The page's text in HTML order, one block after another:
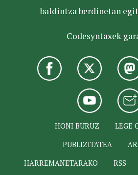
baldintza berdinetan
Codesyntaxek
HONI BURUZ
LEGE
PUBLIZITATEA
HARREMANETARAKO
RSS